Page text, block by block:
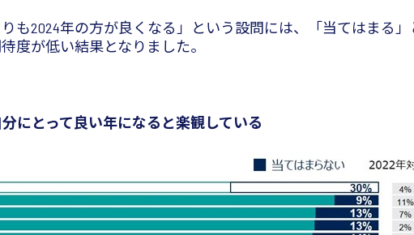
も2024年の方が良くなる」という設問には、「当てはまる
度が低い結果となりました。
にとって良い年になると楽観している